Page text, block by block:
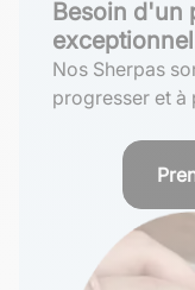
Besoin d'un
exceptionnel
Nos Sherpas
progresser et à